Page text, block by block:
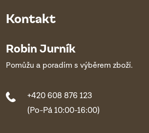
Kontakt
Robin Jurník
Pomůžu a poradím s výběrem zboží.
+420 608 876 123
(Po-Pá 10:00-16:00)